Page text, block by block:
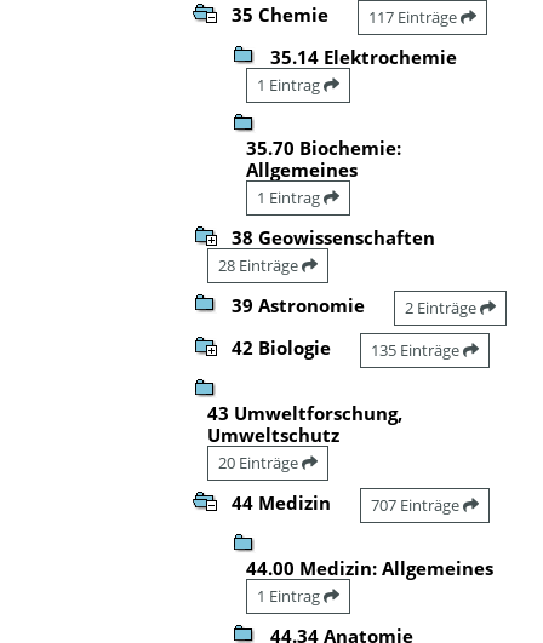
35 Chemie 117 Einträge
35.14 Elektrochemie
1 Eintrag
35.70 Biochemie:
Allgemeines
1 Eintrag
38 Geowissenschaften
28 Einträge
39 Astronomie 2 Einträge
42 Biologie 135 Einträge
43 Umweltforschung,
Umweltschutz
20 Einträge
44 Medizin 707 Einträge
44.00 Medizin: Allgemeines
1 Eintrag
44.34 Anatomie